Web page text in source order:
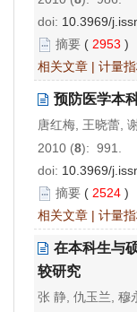
doi: 10.3969/
摘要 ( 2953 )
相关文章 | 计量
预防医学本
唐红梅, 王晓蕾,
2010 (8): 991.
doi: 10.3969/
摘要 ( 2524 )
相关文章 | 计量
在本科生与
较研究
张 静, 仇玉兰, 穆